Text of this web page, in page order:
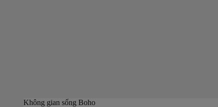
Không gian sống Boho